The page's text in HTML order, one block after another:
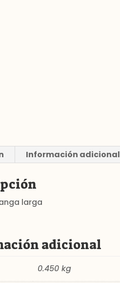
Información adicional
larga
adicional
0.450 kg